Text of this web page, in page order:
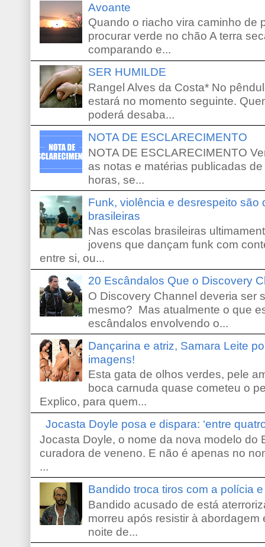
Avoante
Quando o riacho vira caminho de
procurar verde no chão A terra
comparando e...
SER HUMILDE
Rangel Alves da Costa* No
estará no momento seguinte.
poderá desaba...
NOTA DE ESCLARECIMENTO
NOTA DE ESCLARECIMENTO
as notas e matérias publicadas
horas, se...
Funk, violência e desrespeito são
brasileiras
Nas escolas brasileiras
jovens que dançam funk com
entre si, ou...
20 Escândalos Que o Discovery
O Discovery Channel deveria ser
mesmo? Mas atualmente o que
escândalos envolvendo o...
Dançarina e atriz, Samara Leite
imagens!
Esta gata de olhos verdes, pele
boca carnuda quase cometeu o
Explico, para quem...
Jocasta Doyle posa e dispara: ‘entre
Jocasta Doyle, o nome da nova modelo do
curadora de veneno. E não é apenas no
...
Bandido troca tiros com a polícia
Bandido acusado de está
morreu após resistir à
noite de...